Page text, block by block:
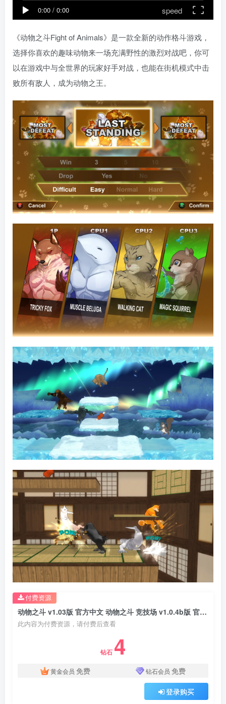
0:00 / 0:00 speed
《动物之斗Fight of Animals》是一款全新的动作格斗游戏，
选择你喜欢的趣味动物来一场充满野性的激烈对战吧，你可
以在游戏中与全世界的玩家好手对战，也能在街机模式中击
败所有敌人，成为动物之王。
动物之斗 v1.03版 官方中文 动物之斗 竞技场 v1.0.4b版 官方中文
此内容为付费资源，请付费后查看
钻石 4
黄金会员 免费 钻石会员 免费
登录购买
付费资源